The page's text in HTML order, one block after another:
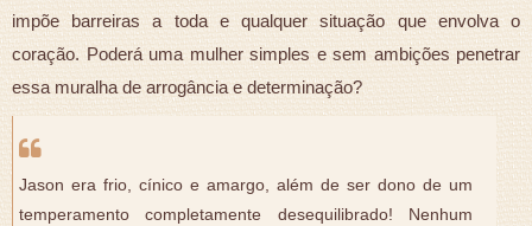
impõe barreiras a toda e qualquer situação que envolva o
coração. Poderá uma mulher simples e sem ambições penetrar
essa muralha de arrogância e determinação?
Jason era frio, cínico e amargo, além de ser dono de um
temperamento completamente desequilibrado! Nenhum